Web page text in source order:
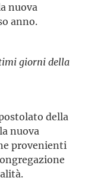
nuova
anno.
giorni della
della
nuova
provenienti